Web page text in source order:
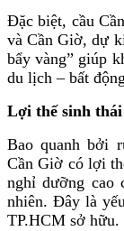
Đặc biệt, cầu
và Cần Giờ, dự
bẩy vàng” giúp
du lịch – bất
Lợi thế sinh
Bao quanh bởi
Cần Giờ có lợi
nghỉ dưỡng cao
nhiên. Đây là
TP.HCM sở hữu.